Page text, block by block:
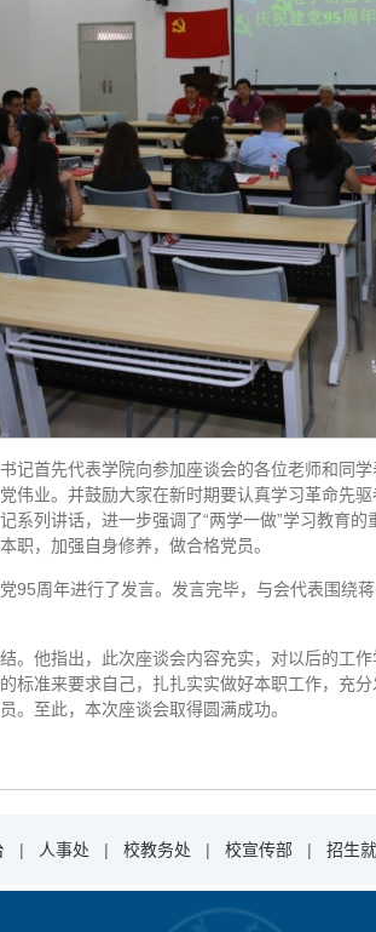
记首先代表学院向参加座谈会的各位老师和同
伟业。并鼓励大家在新时期要认真学习革命先
系列讲话，进一步强调了“两学一做”学习教育
职，加强自身修养，做合格党员。
95周年进行了发言。发言完毕，与会代表围绕
。他指出，此次座谈会内容充实，对以后的工
标准来要求自己，扎扎实实做好本职工作，充
。至此，本次座谈会取得圆满成功。
| 人事处 | 校教务处 | 校宣传部 | 招生